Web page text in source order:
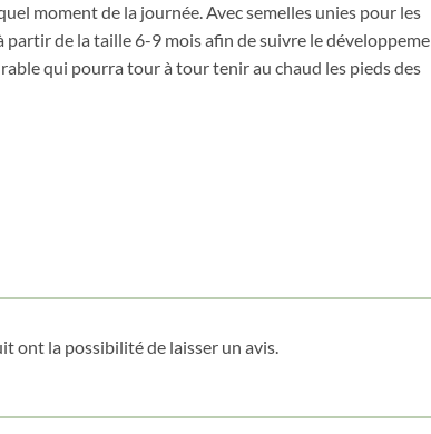
moment de la journée. Avec semelles unies pour les
de la taille 6-9 mois afin de suivre le
qui pourra tour à tour tenir au chaud les pieds des
ont la possibilité de laisser un avis.
Obtenez 10% de rabais
Obtenez un 10% de rabais sur votre
prochaine commande en vous inscrivant à